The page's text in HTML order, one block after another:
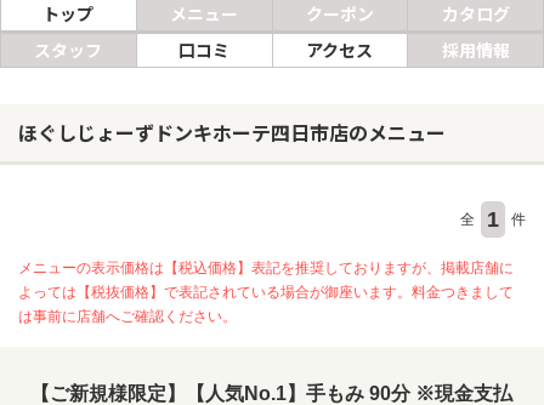
近くのサロンを探す
まつげサロン
エステサロン
美容クリニック
トップ メニュー クーポン
カタログ
スタッフ
口コミ アクセス 採用情報
ほぐしじょーずドンキホーテ四日市店のメニュー
全 1 件
メニューの表示価格は【税込価格】表記を推奨しておりますが、掲載店舗に
よっては【税抜価格】で表記されている場合が御座います。料金つきまして
は事前に店舗へご確認ください。
【ご新規様限定】【人気No.1】手もみ 90分 ※現金支払